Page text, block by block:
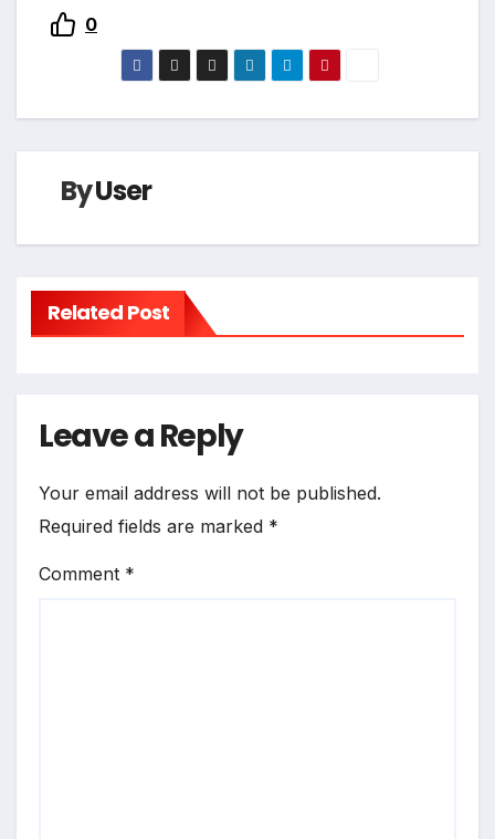
0
ByUser
Related Post
Leave a Reply
Your email address will not be published.
Required fields are marked *
Comment *